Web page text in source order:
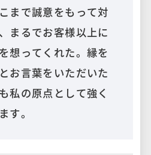
まで誠意をもって対
まるでお客様以上に
想ってくれた。縁を
お言葉をいただいた
私の原点として強く
す。